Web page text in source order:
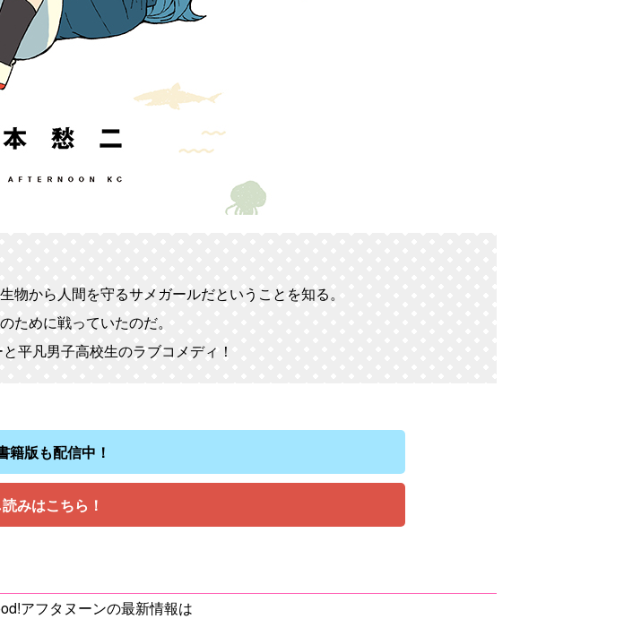
から人間を守るサメガールだということを知る。
ために戦っていたのだ。
平凡男子高校生のラブコメディ！
籍版も配信中！
みはこちら！
アフタヌーンの最新情報は